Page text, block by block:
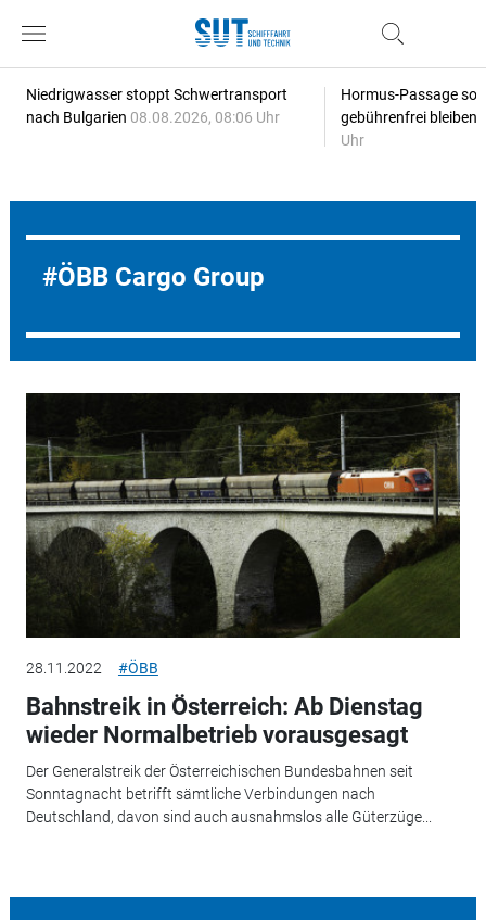
Niedrigwasser stoppt Schwertransport
nach Bulgarien 08.08.2026, 08:06 Uhr
Hormus-Passage
gebührenfrei bleiben
Uhr
ÖBB Cargo Group
28.11.2022 #ÖBB
Bahnstreik in Österreich: Ab Dienstag
wieder Normalbetrieb vorausgesagt
Der Generalstreik der Österreichischen Bundesbahnen seit
Sonntagnacht betrifft sämtliche Verbindungen nach
Deutschland, davon sind auch ausnahmslos alle Güterzüge...